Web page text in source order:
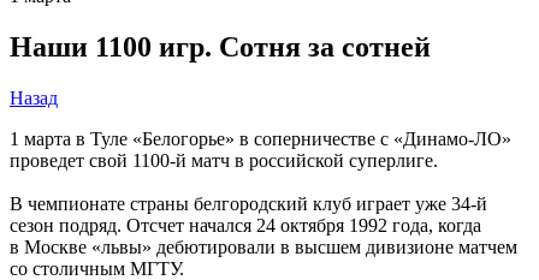
Наши 1100 игр. Сотня за сотней
Назад
1 марта в Туле «Белогорье» в соперничестве с «Динамо-ЛО»
проведет свой 1100-й матч в российской суперлиге.
В чемпионате страны белгородский клуб играет уже 34-й
сезон подряд. Отсчет начался 24 октября 1992 года, когда
в Москве «львы» дебютировали в высшем дивизионе матчем
со столичным МГТУ.